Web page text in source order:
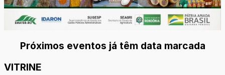
Próximos eventos já têm data marcada
VITRINE